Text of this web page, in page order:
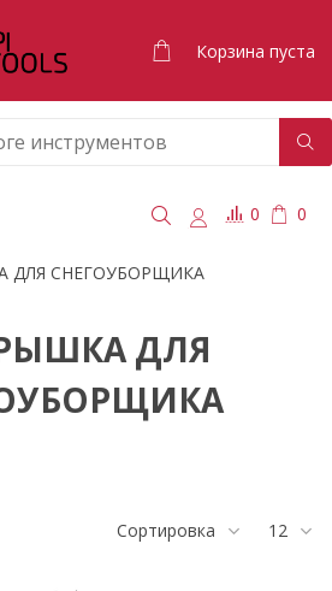
Корзина пуста
0 0
ДЛЯ СНЕГОУБОРЩИКА
ДЛЯ
Сортировка 12